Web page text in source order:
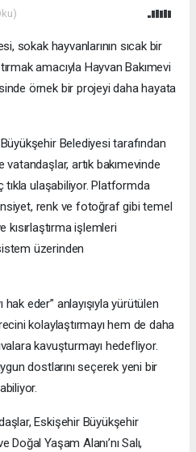
sokak hayvanlarının sıcak bir
amacıyla Hayvan Bakımevi
örnek bir projeyi daha hayata
Belediyesi tarafından
artık bakımevinde
tıkla ulaşabiliyor. Platformda
renk ve fotoğraf gibi temel
kısırlaştırma işlemleri
üzerinden
eder” anlayışıyla yürütülen
kolaylaştırmayı hem de daha
kavuşturmayı hedefliyor.
dostlarını seçerek yeni bir
Eskişehir Büyükşehir
Yaşam Alanı’nı Salı,